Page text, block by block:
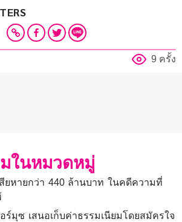
9 ครั้ง
ในหมวดหมู่
สียหายกว่า 440 ล้านบาท ในคดีความที่
มุซ เสนอเก็บค่าธรรมเนียมโดยสมัครใจ